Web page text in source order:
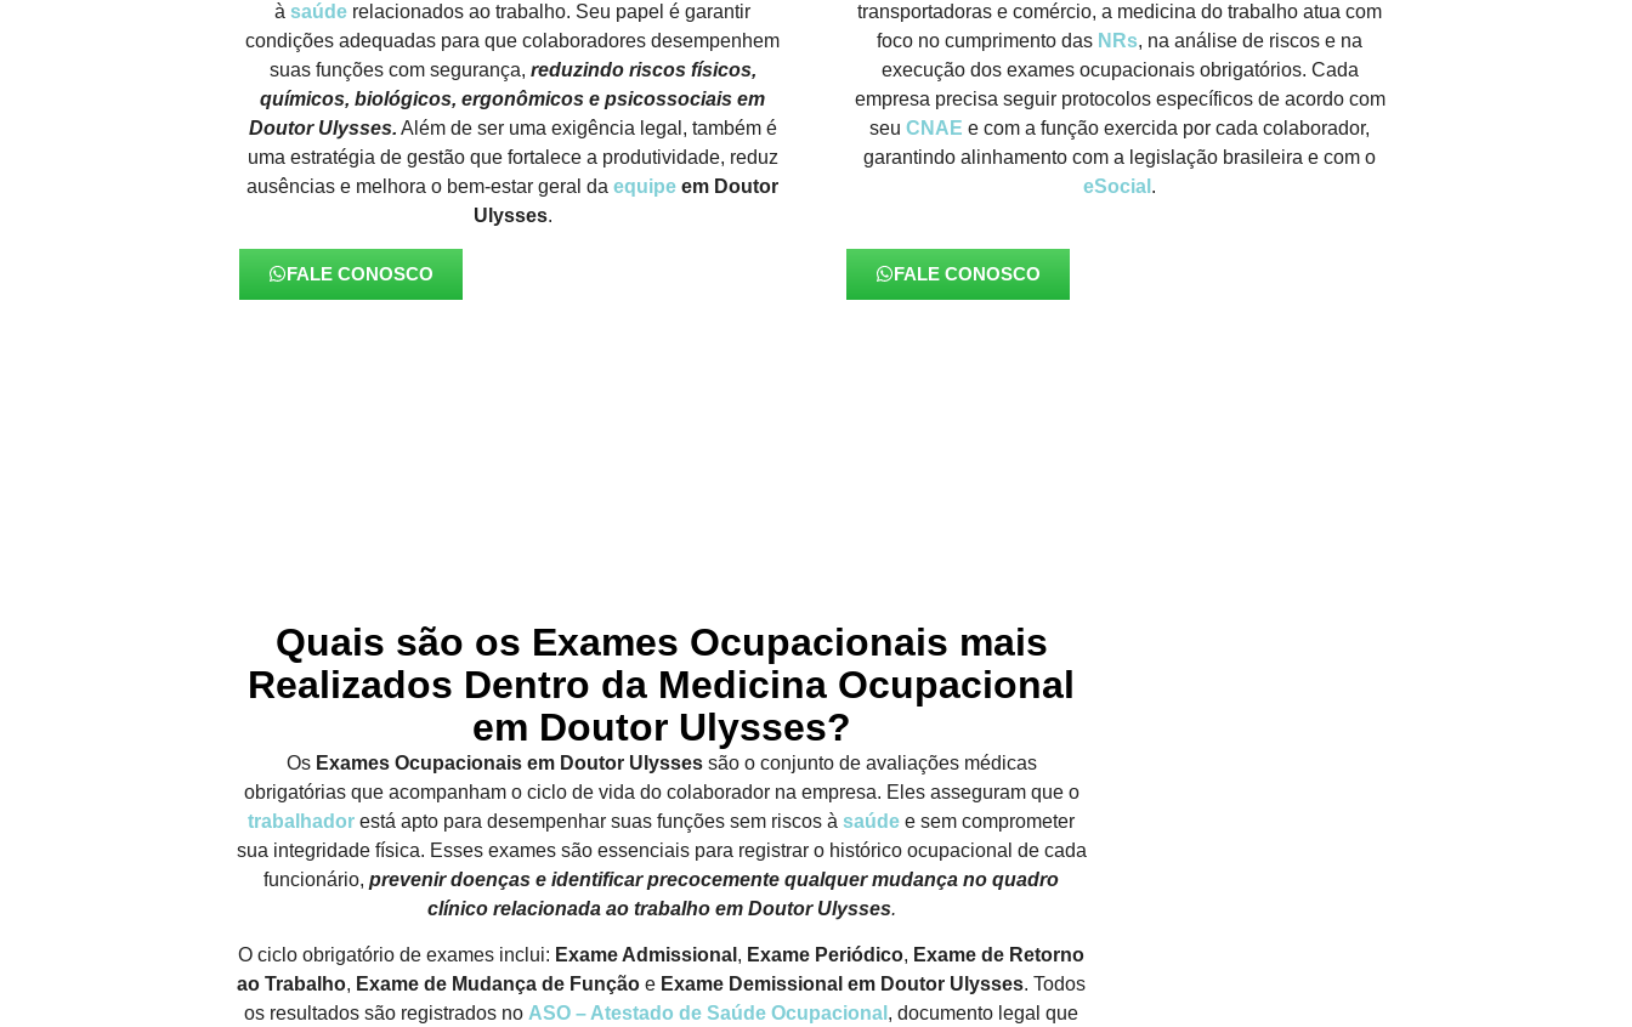
à saúde relacionados ao trabalho. Seu papel é garantir
condições adequadas para que colaboradores desempenhem
suas funções com segurança, reduzindo riscos físicos,
químicos, biológicos, ergonômicos e psicossociais em
Doutor Ulysses. Além de ser uma exigência legal, também é
uma estratégia de gestão que fortalece a produtividade, reduz
ausências e melhora o bem-estar geral da equipe em Doutor
Ulysses.
FALE CONOSCO
transportadoras e comércio, a medicina do trabalho atua com
foco no cumprimento das NRs, na análise de riscos e na
execução dos exames ocupacionais obrigatórios. Cada
empresa precisa seguir protocolos específicos de acordo com
seu CNAE e com a função exercida por cada colaborador,
garantindo alinhamento com a legislação brasileira e com o
eSocial .
FALE CONOSCO
Quais são os Exames Ocupacionais mais
Realizados Dentro da Medicina Ocupacional
em Doutor Ulysses?
Os Exames Ocupacionais em Doutor Ulyssessão o conjunto de avaliações médicas
obrigatórias que acompanham o ciclo de vida do colaborador na empresa. Eles asseguram que o
trabalhador está apto para desempenhar suas funções sem riscos à saúde e sem comprometer
sua integridade física. Esses exames são essenciais para registrar o histórico ocupacional de cada
funcionário, prevenir doenças e identificar precocemente qualquer mudança no quadro
clínico relacionada ao trabalho em Doutor Ulysses.
O ciclo obrigatório de exames inclui: Exame Admissional , Exame Periódico, Exame de Retorno
ao Trabalho, Exame de Mudança de Função e Exame Demissional em Doutor Ulysses. Todos
os resultados são registrados no ASO – Atestado de Saúde Ocupacional , documento legal que